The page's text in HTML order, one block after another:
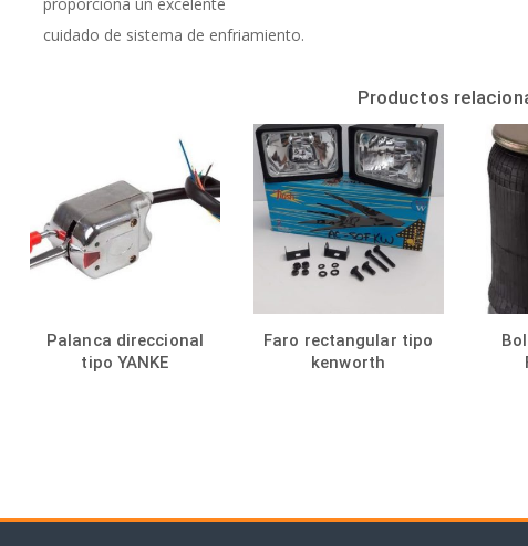
cuidado de sistema de enfriamiento.
Productos
Palanca direccional
tipo YANKE
Faro rectangular tipo
kenworth